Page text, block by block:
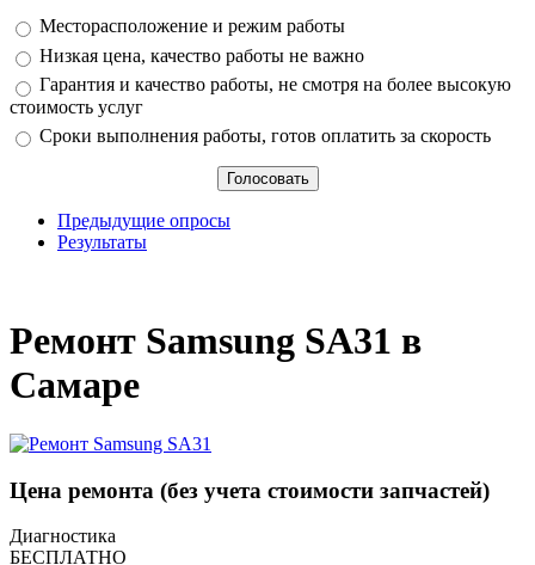
Варианты
Месторасположение и режим работы
Низкая цена, качество работы не важно
Гарантия и качество работы, не смотря на более высокую
стоимость услуг
Сроки выполнения работы, готов оплатить за скорость
Предыдущие опросы
Результаты
Ремонт Samsung SA31 в
Самаре
Цена ремонта (без учета стоимости запчастей)
Диагностика
БЕСПЛАТНО